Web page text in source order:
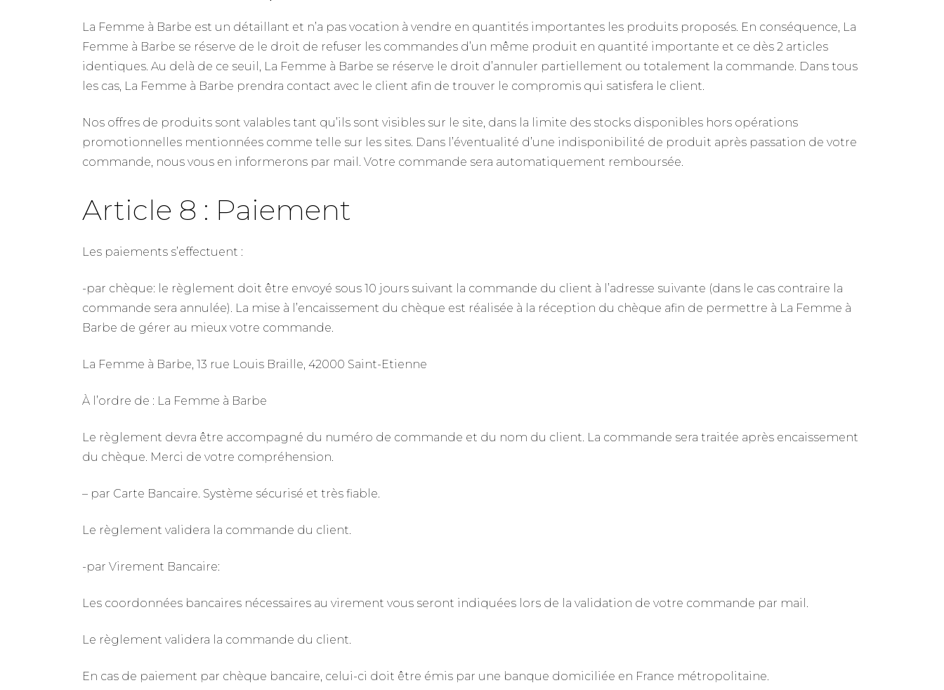
La Femme à Barbe est un détaillant et n’a pas vocation à vendre en quantités importantes les produits proposés. En conséquence, La
Femme à Barbe se réserve de le droit de refuser les commandes d’un même produit en quantité importante et ce dès 2 articles
identiques. Au delà de ce seuil, La Femme à Barbe se réserve le droit d’annuler partiellement ou totalement la commande. Dans tous
les cas, La Femme à Barbe prendra contact avec le client afin de trouver le compromis qui satisfera le client.
Nos offres de produits sont valables tant qu’ils sont visibles sur le site, dans la limite des stocks disponibles hors opérations
promotionnelles mentionnées comme telle sur les sites. Dans l’éventualité d’une indisponibilité de produit après passation de votre
commande, nous vous en informerons par mail. Votre commande sera automatiquement remboursée.
Article 8 : Paiement
Les paiements s’effectuent :
-par chèque: le règlement doit être envoyé sous 10 jours suivant la commande du client à l’adresse suivante (dans le cas contraire la
commande sera annulée). La mise à l’encaissement du chèque est réalisée à la réception du chèque afin de permettre à La Femme à
Barbe de gérer au mieux votre commande.
La Femme à Barbe, 13 rue Louis Braille, 42000 Saint-Etienne
À l’ordre de : La Femme à Barbe
Le règlement devra être accompagné du numéro de commande et du nom du client. La commande sera traitée après encaissement
du chèque. Merci de votre compréhension.
– par Carte Bancaire. Système sécurisé et très fiable.
Le règlement validera la commande du client.
-par Virement Bancaire:
Les coordonnées bancaires nécessaires au virement vous seront indiquées lors de la validation de votre commande par mail.
Le règlement validera la commande du client.
En cas de paiement par chèque bancaire, celui-ci doit être émis par une banque domiciliée en France métropolitaine.